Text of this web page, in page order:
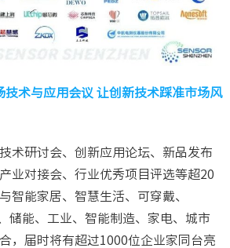
技术与应用会议 让创新技术踩准市场风
术研讨会、创新应用论坛、新品发布
业对接会、行业优秀项目评选等超20
智能家居、智慧生活、可穿戴、
储能、工业、智能制造、家电、城市
，届时将有超过1000位企业家同台亮